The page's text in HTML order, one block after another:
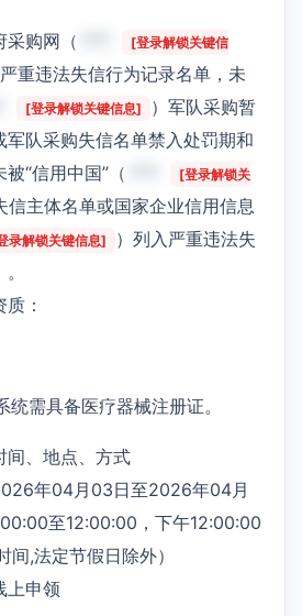
采购网（
[登录解锁关键信
重违法失信行为记录名单，未
[登录解锁关键信息]
）军队采购暂
军队采购失信名单禁入处罚期和
“信用中国”（
[登录解锁关
信主体名单或国家企业信用信息
录解锁关键信息]
）列入严重违法失
：
需具备医疗器械注册证。
间、地点、方式
年04月03日至2026年04月
至12:00:00，下午12:00:00
,法定节假日除外）
上申领